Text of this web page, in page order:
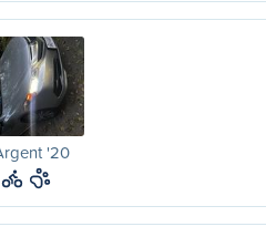
'20